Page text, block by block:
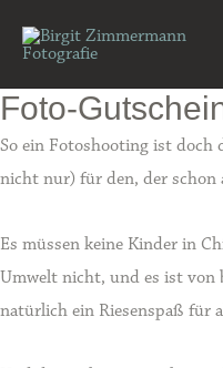
Inhalt
Foto-
So ein Fotoshooting ist doch
nicht nur) für den, der schon
Es müssen keine Kinder in
Umwelt nicht, und es ist von
natürlich ein Riesenspaß für